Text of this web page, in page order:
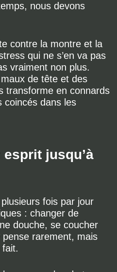
nous devons
contre la montre et la
qui ne s’en va pas
vraiment non plus.
de tête et des
transforme en connards
coincés dans les
jusqu’à
fois par jour
: changer de
douche, se coucher
pense rarement, mais
fait.